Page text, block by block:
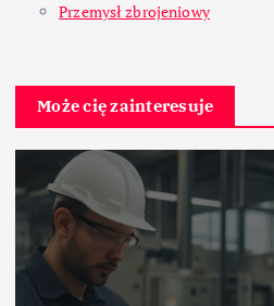
Przemysł zbrojeniowy
Może cię zainteresuje